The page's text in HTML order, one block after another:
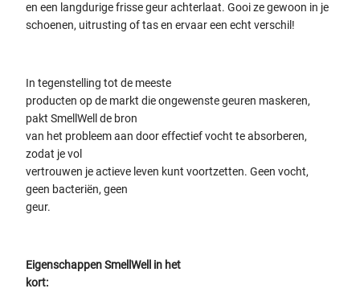
en een langdurige frisse geur achterlaat. Gooi ze gewoon in je
schoenen, uitrusting of tas en ervaar een echt verschil!
In tegenstelling tot de meeste
producten op de markt die ongewenste geuren maskeren,
pakt SmellWell de bron
van het probleem aan door effectief vocht te absorberen,
zodat je vol
vertrouwen je actieve leven kunt voortzetten. Geen vocht,
geen bacteriën, geen
geur.
Eigenschappen SmellWell in het
kort: